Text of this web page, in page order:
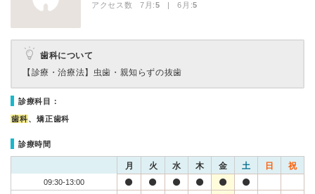
アクセス数 7月:5 | 6月:5
歯科について
【診療・治療法】 虫歯・親知らずの抜歯
診療科目：
歯科、矯正歯科
診療時間
月 火 水 木 金 土 日 祝
09:30-13:00